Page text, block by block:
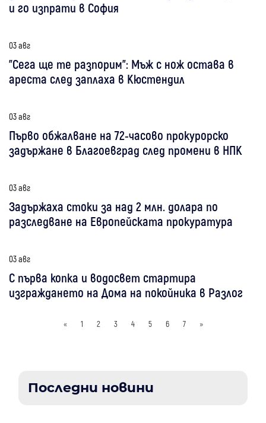
и го изпрати в София
03 авг
"Сега ще те разпорим": Мъж с нож остава в
ареста след заплаха в Кюстендил
03 авг
Първо обжалване на 72-часово прокурорско
задържане в Благоевград след промени в НПК
03 авг
Задържаха стоки за над 2 млн. долара по
разследване на Европейската прокуратура
03 авг
С първа копка и водосвет стартира
изграждането на Дома на покойника в Разлог
« 1 2 3 4 5 6 7 »
Последни новини